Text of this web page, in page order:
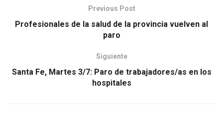
Previous Post
Profesionales de la salud de la provincia vuelven al
paro
Siguiente
Santa Fe, Martes 3/7: Paro de trabajadores/as en los
hospitales